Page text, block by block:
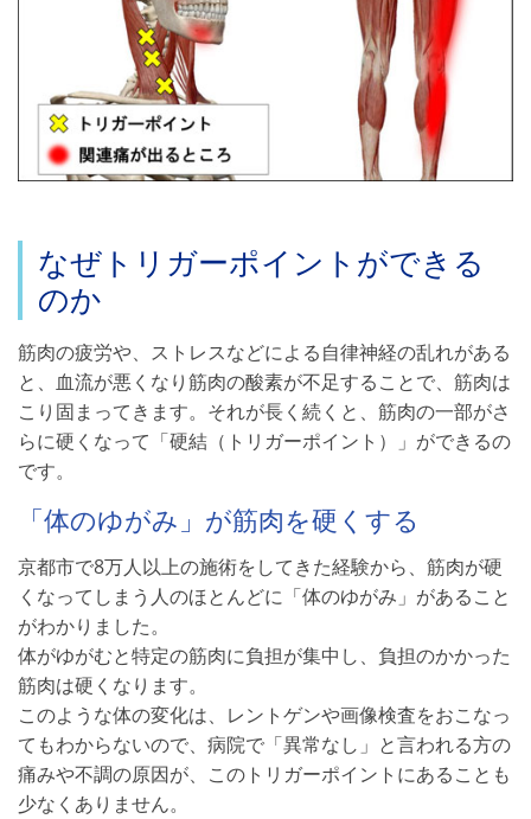
なぜトリガーポイントができる
のか
筋肉の疲労や、ストレスなどによる自律神経の乱れがある
と、血流が悪くなり筋肉の酸素が不足することで、筋肉は
こり固まってきます。それが長く続くと、筋肉の一部がさ
らに硬くなって「硬結（トリガーポイント）」ができるの
です。
「体のゆがみ」が筋肉を硬くする
京都市で8万人以上の施術をしてきた経験から、筋肉が硬
くなってしまう人のほとんどに「体のゆがみ」があること
がわかりました。
体がゆがむと特定の筋肉に負担が集中し、負担のかかった
筋肉は硬くなります。
このような体の変化は、レントゲンや画像検査をおこなっ
てもわからないので、病院で「異常なし」と言われる方の
痛みや不調の原因が、このトリガーポイントにあることも
少なくありません。